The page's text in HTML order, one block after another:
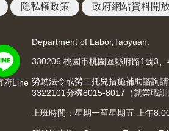
隱私權政策 政府網站資料開
府Line
Department of Labor,Taoyuan.
330206 桃園市桃園區縣府路1號3、
勞動法令或勞工托兒措施補助諮詢
3322101分機8015-8017（就業職
上班時間：星期一至星期五 上午